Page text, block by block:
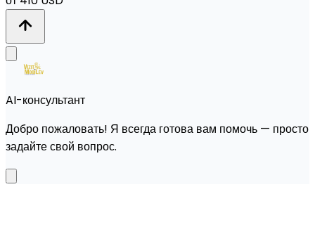
AI-консультант
Добро пожаловать! Я всегда готова вам помочь — просто
задайте свой вопрос.